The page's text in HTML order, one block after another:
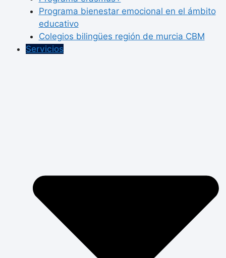
Programa bienestar emocional en el ámbito
educativo
Colegios bilingües región de murcia CBM
Servicios